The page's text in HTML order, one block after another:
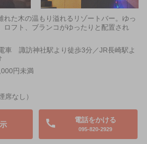
れた木の温もり溢れるリゾートバー。ゆっ
ロフト、ブランコがゆったりと配置され
車 諏訪神社駅より徒歩3分／JR長崎駅よ
円未満
席なし）
電話をかける
095-820-2929